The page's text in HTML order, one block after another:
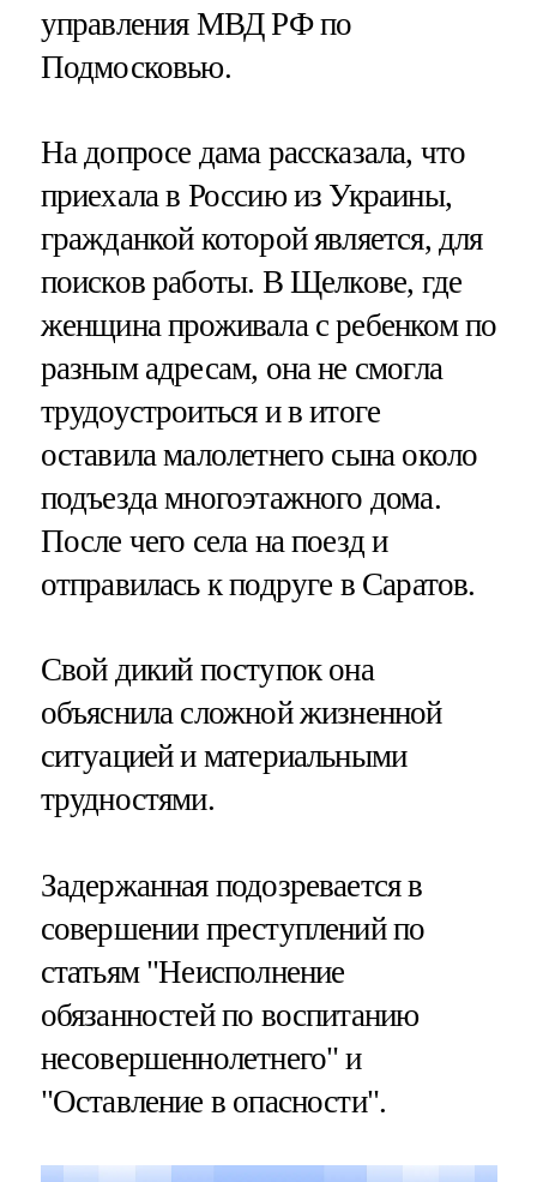
управления МВД РФ по
Подмосковью.
На допросе дама рассказала, что
приехала в Россию из Украины,
гражданкой которой является, для
поисков работы. В Щелкове, где
женщина проживала с ребенком по
разным адресам, она не смогла
трудоустроиться и в итоге
оставила малолетнего сына около
подъезда многоэтажного дома.
После чего села на поезд и
отправилась к подруге в Саратов.
Свой дикий поступок она
объяснила сложной жизненной
ситуацией и материальными
трудностями.
Задержанная подозревается в
совершении преступлений по
статьям "Неисполнение
обязанностей по воспитанию
несовершеннолетнего" и
"Оставление в опасности".